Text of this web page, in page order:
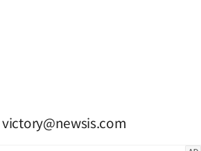
victory@newsis.com